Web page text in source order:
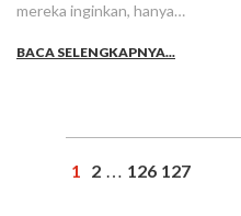
mereka inginkan, hanya…
BACA SELENGKAPNYA...
1 2 … 126 127